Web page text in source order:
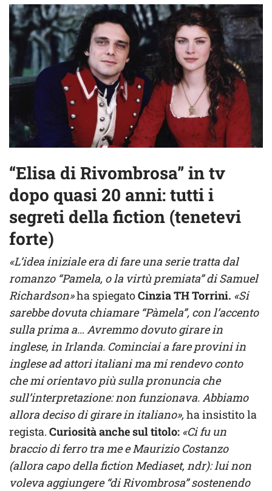
“Elisa di Rivombrosa” in tv
dopo quasi 20 anni: tutti i
segreti della fiction (tenetevi
forte)
«L’idea iniziale era di fare una serie tratta dal
romanzo “Pamela, o la virtù premiata” di Samuel
Richardson»ha spiegatoCinzia TH Torrini. «Si
sarebbe dovuta chiamare “Pàmela”, con l’accento
sulla prima a… Avremmo dovuto girare in
inglese, in Irlanda. Cominciai a fare provini in
inglese ad attori italiani ma mi rendevo conto
che mi orientavo più sulla pronuncia che
sull’interpretazione: non funzionava. Abbiamo
allora deciso di girare in italiano»,ha insistito la
regista. Curiosità anche sul titolo: «Ci fu un
braccio di ferro tra me e Maurizio Costanzo
(allora capo della fiction Mediaset, ndr): lui non
voleva aggiungere “di Rivombrosa” sostenendo